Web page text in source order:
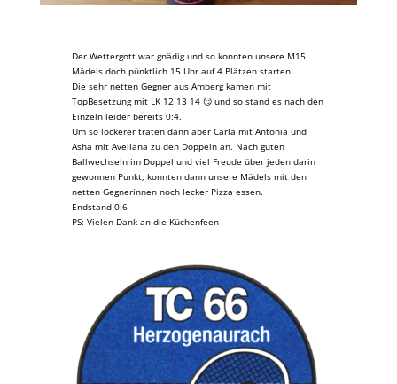
Der Wettergott war gnädig und so konnten unsere M15
Mädels doch pünktlich 15 Uhr auf 4 Plätzen starten.
Die sehr netten Gegner aus Amberg kamen mit
TopBesetzung mit LK 12 13 14 😏 und so stand es nach den
Einzeln leider bereits 0:4.
Um so lockerer traten dann aber Carla mit Antonia und
Asha mit Avellana zu den Doppeln an. Nach guten
Ballwechseln im Doppel und viel Freude über jeden darin
gewonnen Punkt, konnten dann unsere Mädels mit den
netten Gegnerinnen noch lecker Pizza essen.
Endstand 0:6
PS: Vielen Dank an die Küchenfeen